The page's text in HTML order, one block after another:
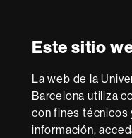
Este sitio
La web de la
Barcelona utiliza
con fines técnicos
información,
Con